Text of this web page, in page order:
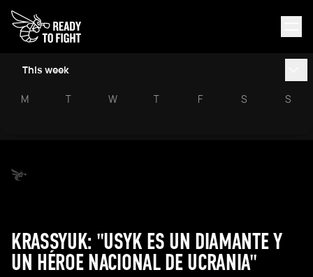
This week
M T W T F S S
KRASSYUK: "USYK ES UN DIAMANTE Y
UN HÉROE NACIONAL DE UCRANIA"